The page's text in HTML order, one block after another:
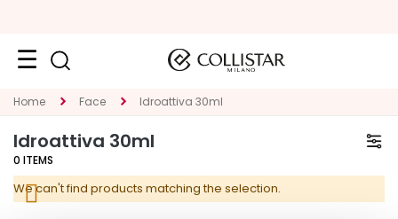
Face
C
A
T
E
Home Face Idroattiva 30ml
Idroattiva 30ml
0 ITEMS
We can't find products matching the selection.